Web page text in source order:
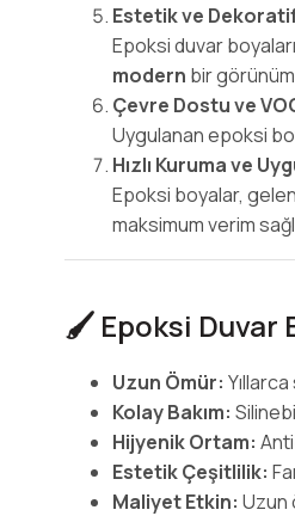
Estetik ve
Epoksi duvar
modern bir
Çevre Dostu ve
Uygulanan epoksi
Hızlı Kuruma ve
Epoksi boyalar,
maksimum verim
🖌️ Epoksi Duvar
Uzun Ömür:
Kolay Bakım:
Hijyenik Ortam:
Estetik Çeşitlilik:
Maliyet Etkin: Uzun